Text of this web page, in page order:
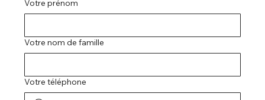
Votre prénom
Votre nom de famille
Votre téléphone